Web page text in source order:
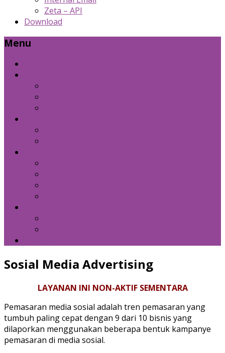
Zeta – API
Download
Menu
Sosial Media Advertising
LAYANAN INI NON-AKTIF SEMENTARA
Pemasaran media sosial adalah tren pemasaran yang
tumbuh paling cepat dengan 9 dari 10 bisnis yang
dilaporkan menggunakan beberapa bentuk kampanye
pemasaran di media sosial.